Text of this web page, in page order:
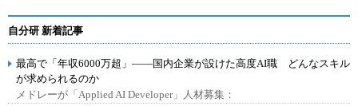
自分研 新着記事
最高で「年収6000万超」――国内企業が設けた高度AI職 どんなスキル
が求められるのか
メドレーが「Applied AI Developer」人材募集：